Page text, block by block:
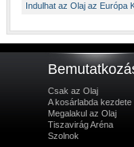
Indulhat az Olaj az Európa
Csak az Olaj
A kosárlabda kezdete
Megalakul az Olaj
Tiszavirág Aréna
Szolnok